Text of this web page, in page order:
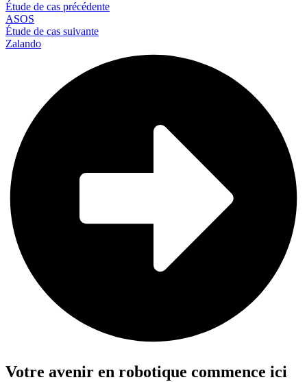
Étude de cas précédente
ASOS
Étude de cas suivante
Zalando
Votre avenir en robotique commence ici